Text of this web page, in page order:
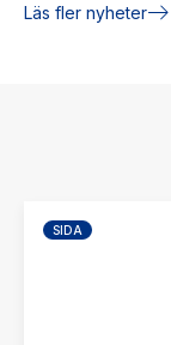
Läs fler nyheter
SIDA